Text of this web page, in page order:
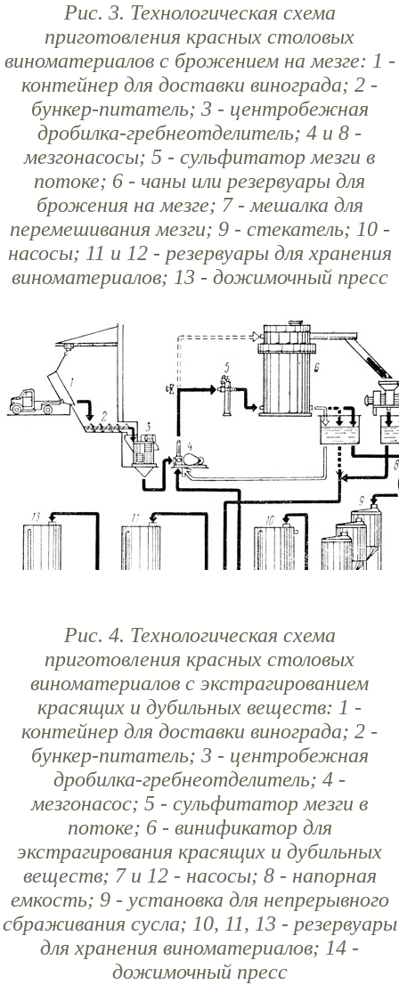
Рис. 3. Технологическая схема
приготовления красных столовых
виноматериалов с брожением на мезге: 1 -
контейнер для доставки винограда; 2 -
бункер-питатель; 3 - центробежная
дробилка-гребнеотделитель; 4 и 8 -
мезгонасосы; 5 - сульфитатор мезги в
потоке; 6 - чаны или резервуары для
брожения на мезге; 7 - мешалка для
перемешивания мезги; 9 - стекатель; 10 -
насосы; 11 и 12 - резервуары для хранения
виноматериалов; 13 - дожимочный пресс
Рис. 4. Технологическая схема
приготовления красных столовых
виноматериалов с экстрагированием
красящих и дубильных веществ: 1 -
контейнер для доставки винограда; 2 -
бункер-питатель; 3 - центробежная
дробилка-гребнеотделитель; 4 -
мезгонасос; 5 - сульфитатор мезги в
потоке; 6 - винификатор для
экстрагирования красящих и дубильных
веществ; 7 и 12 - насосы; 8 - напорная
емкость; 9 - установка для непрерывного
сбраживания сусла; 10, 11, 13 - резервуары
для хранения виноматериалов; 14 -
дожимочный пресс